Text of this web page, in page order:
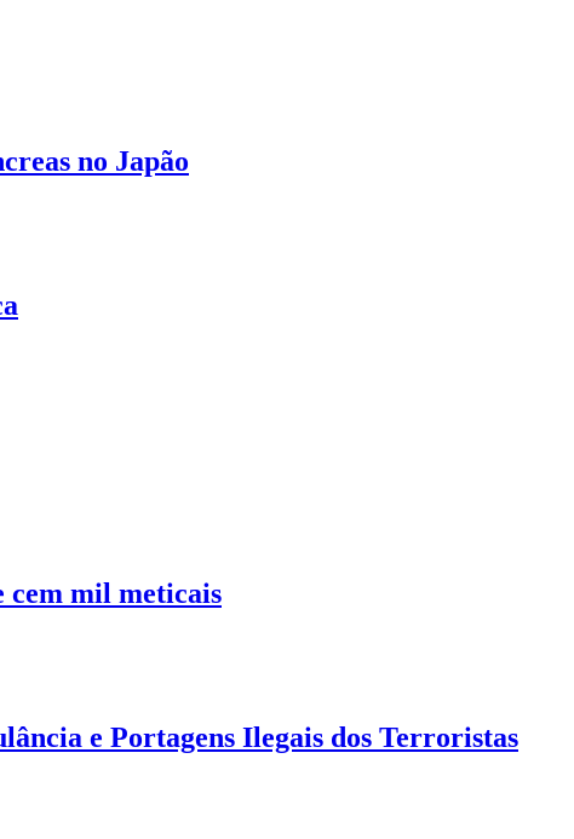
no Japão
cem mil meticais
e Portagens Ilegais dos Terroristas